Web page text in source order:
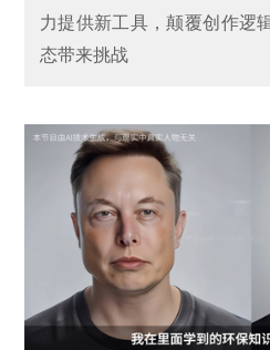
力提供新工具，颠覆创作逻
态带来挑战